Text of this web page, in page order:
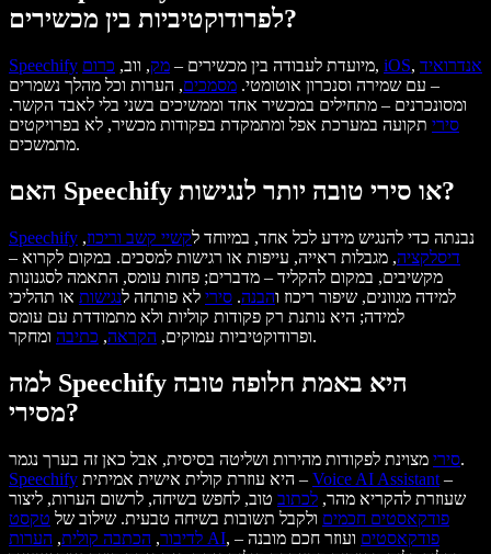
לפרודוקטיביות בין מכשירים?
Speechify מיועדת לעבודה בין מכשירים – מק, ווב, כרום , iOS, אנדרואיד
– עם שמירה וסנכרון אוטומטי. מסמכים, הערות וכל מהלך נשמרים
ומסונכרנים – מתחילים במכשיר אחד וממשיכים בשני בלי לאבד הקשר.
סירי תקועה במערכת אפל ומתמקדת בפקודות מכשיר, לא בפרויקטים
מתמשכים.
האם Speechify או סירי טובה יותר לנגישות?
Speechify נבנתה כדי להנגיש מידע לכל אחד, במיוחד לקשיי קשב וריכוז,
דיסלקציה, מגבלות ראייה, עייפות או רגישות למסכים. במקום לקרוא –
מקשיבים, במקום להקליד – מדברים; פחות עומס, התאמה לסגנונות
למידה מגוונים, שיפור ריכוז והבנה. סירי לא פותחה לנגישות או תהליכי
למידה; היא נותנת רק פקודות קוליות ולא מתמודדת עם עומס
ופרודוקטיביות עמוקים, הקראה, כתיבה ומחקר.
למה Speechify היא באמת חלופה טובה
מסירי?
סירימצוינת לפקודות מהירות ושליטה בסיסית, אבל כאן זה בערך נגמר.
Speechify
היא עוזרת קולית אישית אמיתית – Voice AI Assistant –
שעוזרת להקריא מהר, לכתוב טוב, לחפש בשיחה, לרשום הערות, ליצור
פודקאסטים חכמים ולקבל תשובות בשיחה טבעית. שילוב של טקסט
לדיבור, הכתבה קולית, הערות AI, פודקאסטים ועוזר חכם מובנה –